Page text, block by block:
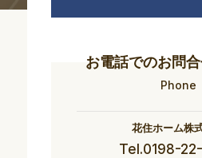
お電話でのお問
Phone
花住ホーム株
Tel.0198-